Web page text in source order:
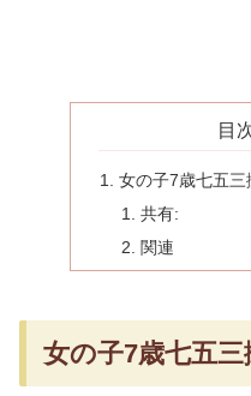
目
女の子7歳七五三
共有:
関連
女の子7歳七五三